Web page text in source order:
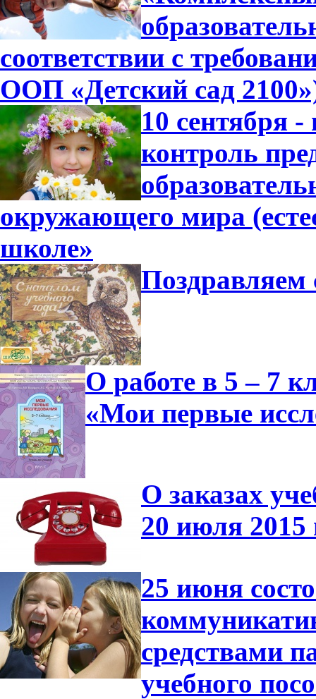
соответствии с
ООП «Детский сад
10 сентября
контроль
окружающего мира
школе»
Поздравляем
О работе в 5 – 7
«Мои первые
О заказах
20 июля 2015
25 июня
средствами
учебного